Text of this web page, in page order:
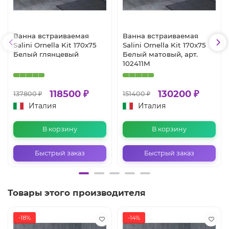
Ванна встраиваемая
Salini Ornella Kit 170x75
Белый глянцевый
137800 ₽ 118500 ₽
Италия
В корзину
Быстрый заказ
Ванна встраиваемая
Salini Ornella Kit 170x75
Белый матовый, арт.
102411M
151400 ₽ 130200 ₽
Италия
В корзину
Быстрый заказ
Товары этого производителя
-18% -14%